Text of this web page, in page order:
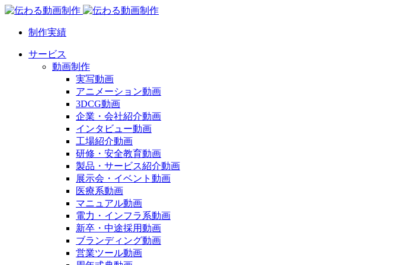
制作実績
サービス
動画制作
実写動画
アニメーション動画
3DCG動画
企業・会社紹介動画
インタビュー動画
工場紹介動画
研修・安全教育動画
製品・サービス紹介動画
展示会・イベント動画
医療系動画
マニュアル動画
電力・インフラ系動画
新卒・中途採用動画
ブランディング動画
営業ツール動画